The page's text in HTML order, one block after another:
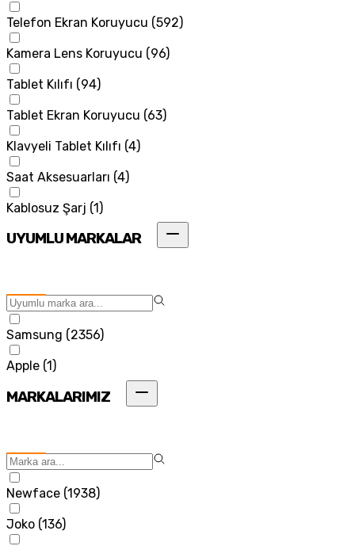
Telefon Ekran Koruyucu (592)
Kamera Lens Koruyucu (96)
Tablet Kılıfı (94)
Tablet Ekran Koruyucu (63)
Klavyeli Tablet Kılıfı (4)
Saat Aksesuarları (4)
Kablosuz Şarj (1)
UYUMLU MARKALAR
Samsung (2356)
Apple (1)
MARKALARIMIZ
Newface (1938)
Joko (136)